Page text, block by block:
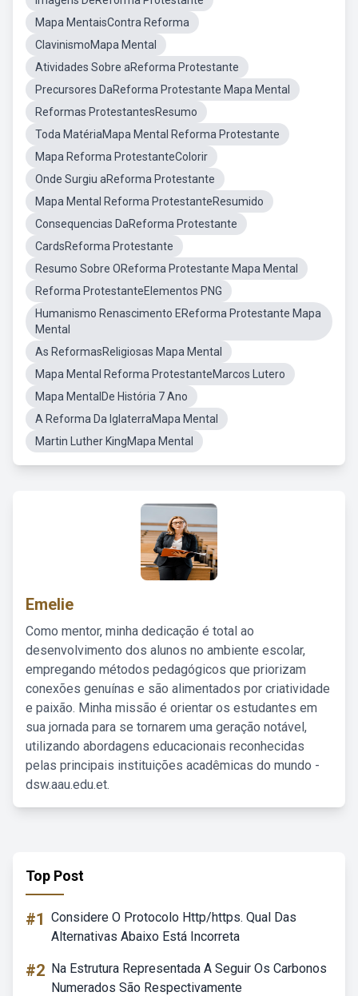
Mapa MentaisContra Reforma
ClavinismoMapa Mental
Atividades Sobre aReforma Protestante
Precursores DaReforma Protestante Mapa Mental
Reformas ProtestantesResumo
Toda MatériaMapa Mental Reforma Protestante
Mapa Reforma ProtestanteColorir
Onde Surgiu aReforma Protestante
Mapa Mental Reforma ProtestanteResumido
Consequencias DaReforma Protestante
CardsReforma Protestante
Resumo Sobre OReforma Protestante Mapa Mental
Reforma ProtestanteElementos PNG
Humanismo Renascimento EReforma Protestante Mapa
Mental
As ReformasReligiosas Mapa Mental
Mapa Mental Reforma ProtestanteMarcos Lutero
Mapa MentalDe História 7 Ano
A Reforma Da IglaterraMapa Mental
Martin Luther KingMapa Mental
Emelie
Como mentor, minha dedicação é total ao
desenvolvimento dos alunos no ambiente escolar,
empregando métodos pedagógicos que priorizam
conexões genuínas e são alimentados por criatividade
e paixão. Minha missão é orientar os estudantes em
sua jornada para se tornarem uma geração notável,
utilizando abordagens educacionais reconhecidas
pelas principais instituições acadêmicas do mundo -
dsw.aau.edu.et.
Top Post
#1 Considere O Protocolo Http/https. Qual Das
Alternativas Abaixo Está Incorreta
#2 Na Estrutura Representada A Seguir Os Carbonos
Numerados São Respectivamente